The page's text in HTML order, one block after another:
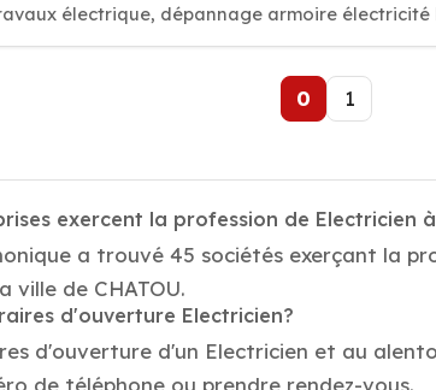
électrique, dépannage armoire
0 1
exercent la profession de Electricien à
a trouvé 45 sociétés exerçant la
ville de CHATOU.
d'ouverture Electricien?
d'ouverture d'un Electricien et au
de téléphone ou prendre rendez-vous.